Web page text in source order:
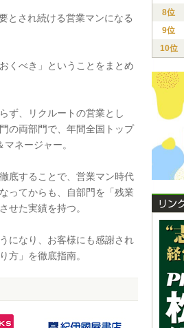
とされ続ける営業マンになる
くべき」ということをまとめ
ず、リクルートの営業とし
の両部門で、年間全国トップ
ネージャー。
底することで、営業マン時代
ってからも、自部門を「残業
せた実績を持つ。
になり、お客様にも感謝され
方」を徹底指南。
8位
9位
10位